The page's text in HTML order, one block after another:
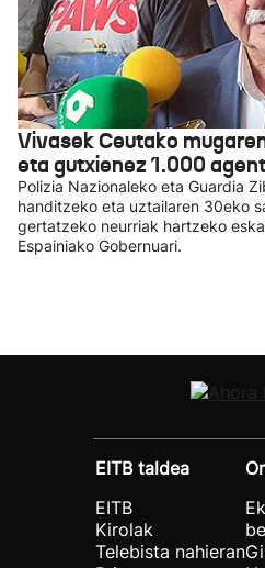
Vivasek Ceutako
eta gutxienez 1.000
Polizia Nazionaleko eta Guardia
handitzeko eta uztailaren 30eko
gertatzeko neurriak hartzeko
Espainiako Gobernuari.
EITB taldea
EITB
Kirolak
Telebista nahieran